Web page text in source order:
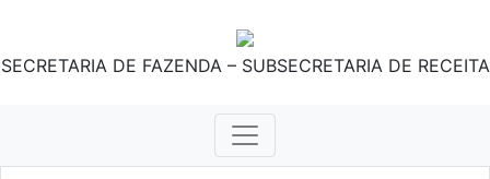
SECRETARIA DE FAZENDA – SUBSECRETARIA DE RECEITA